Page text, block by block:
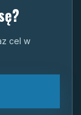
cel w